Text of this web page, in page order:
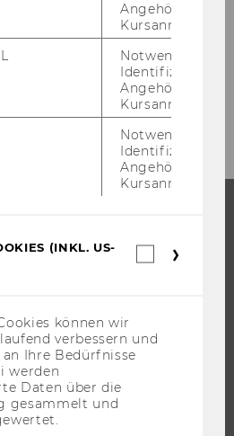
Details SoSe 2026
Angehörige/r für
Kursanmeldung.
Notwendig zur
Identifizierung
Angehörige/r für
Kursanmeldung.
Notwendig zur
Identifizierung
Angehörige/r für
Kursanmeldung.
(INKL. US-
können wir
verbessern und
Ihre Bedürfnisse
werden
Daten über die
gesammelt und